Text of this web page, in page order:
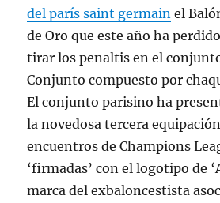
del parís saint germain el
de Oro que este año ha
tirar los penaltis en el
Conjunto compuesto por
El conjunto parisino ha
la novedosa tercera
encuentros de Champions
‘firmadas’ con el logotipo de
marca del exbaloncestista